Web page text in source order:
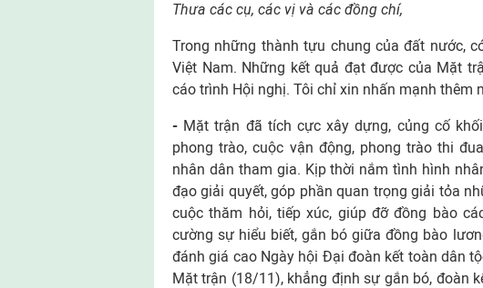
Thưa các cụ, các vị và các đồng chí,
Trong những thành tựu chung của đất nước,
Việt Nam. Những kết quả đạt được của Mặt
cáo trình Hội nghị. Tôi chỉ xin nhấn mạnh thêm
- Mặt trận đã tích cực xây dựng, củng cố
phong trào, cuộc vận động, phong trào thi
nhân dân tham gia. Kịp thời nắm tình hình
đạo giải quyết, góp phần quan trọng giải tỏa
cuộc thăm hỏi, tiếp xúc, giúp đỡ đồng bào
cường sự hiểu biết, gắn bó giữa đồng bào
đánh giá cao Ngày hội Đại đoàn kết toàn dân
Mặt trận (18/11), khẳng định sự gắn bó, đoàn